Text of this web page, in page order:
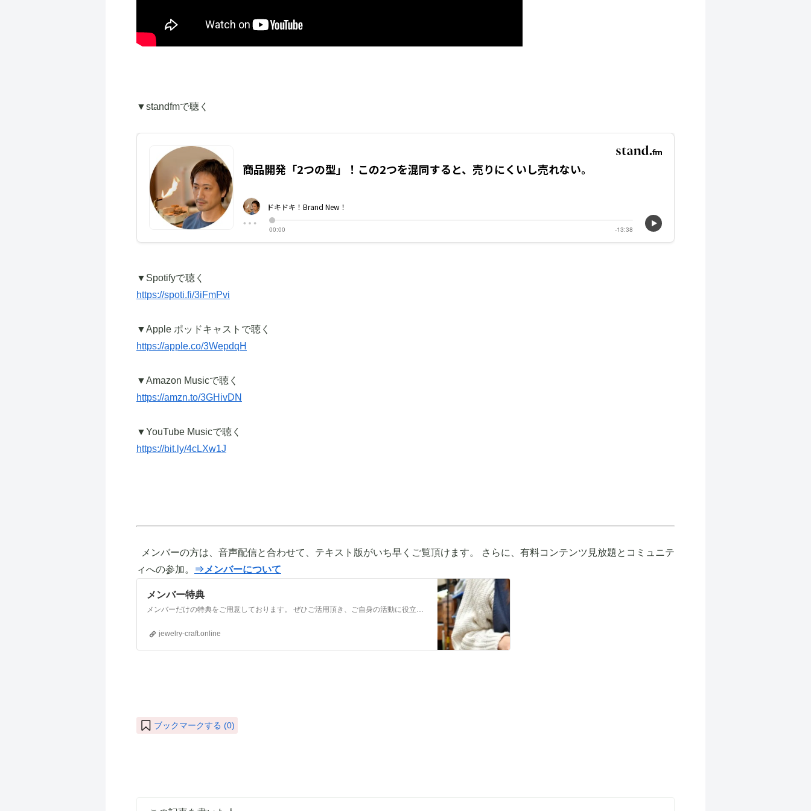
▼standfmで聴く
▼Spotifyで聴く
https://spoti.fi/3iFmPvi
▼Apple ポッドキャストで聴く
https://apple.co/3WepdqH
▼Amazon Musicで聴く
https://amzn.to/3GHivDN
▼YouTube Musicで聴く
https://bit.ly/4cLXw1J
メンバーの方は、音声配信と合わせて、テキスト版がいち早くご覧頂けます。 さらに、有料コンテンツ見放題とコミュニテ
ィへの参加。
⇒メンバーについて
メンバー特典
メンバーだけの特典をご用意しております。 ぜひご活用頂き、ご自身の活動に役立てて下さい。 ⇒メンバーについて詳しく見てみる メンバーになる （） ①有料コンテンツが見放題！ ジュエリー制作に関する情報やビジネス情報やブランディングに関する情
jewelry-craft.online
ブックマークする (0)